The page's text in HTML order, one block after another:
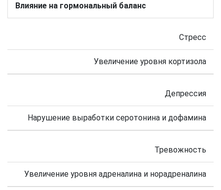
Влияние на гормональный баланс
Стресс
Увеличение уровня кортизола
Депрессия
Нарушение выработки серотонина и дофамина
Тревожность
Увеличение уровня адреналина и норадреналина